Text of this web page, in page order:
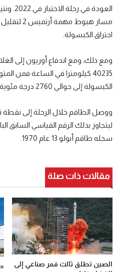
مسار هبوط
‌احتراق الكبسولة.
ومع ذلك، ومع اندفاع أوريون إلى
40235 كيلومترا ⁠في الساعة فمن
الكبسولة إلى حوالي 2760 درجة مئوية.
سجله طاقم أبولو 13 عام 1970.
مقالات ذات صلة
الصين تطلق ثالث قمر صناعي إلى